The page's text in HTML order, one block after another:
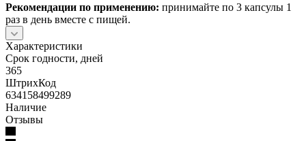
Рекомендации по применению: принимайте по 3 капсулы 1
раз в день вместе с пищей.
Характеристики
Срок годности, дней
365
ШтрихКод
634158499289
Наличие
Отзывы